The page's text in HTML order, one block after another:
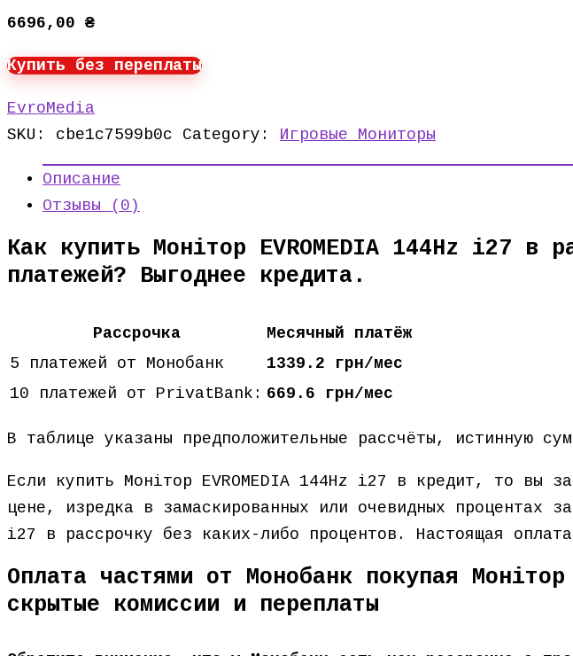
6696,00 ₴
Купить без переплаты
EvroMedia
SKU: cbe1c7599b0c Category: Игровые Мониторы
Описание
Отзывы (0)
Как купить Монітор EVROMEDIA 144Hz i27 в
платежей? Выгоднее кредита.
Рассрочка
Месячный платёж
5 платежей от Монобанк
1339.2 грн/мес
10 платежей от PrivatBank: 669.6 грн/мес
В таблице указаны предположительные рассчёты, истинную
Если купить Монітор EVROMEDIA 144Hz i27 в кредит, то вы
цене, изредка в замаскированных или очевидных процентах
i27 в рассрочку без каких-либо процентов. Настоящая
Оплата частями от Монобанк покупая
скрытые комиссии и переплаты